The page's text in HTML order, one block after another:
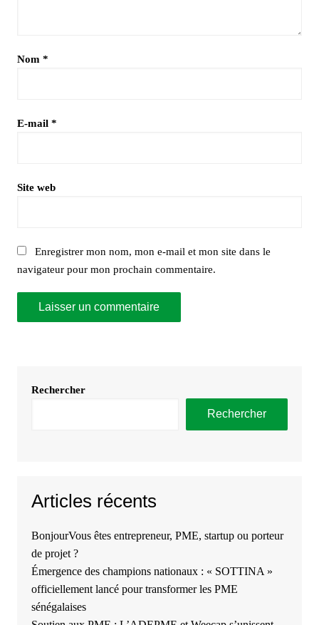
Nom *
E-mail *
Site web
Enregistrer mon nom, mon e-mail et mon site dans le
navigateur pour mon prochain commentaire.
Rechercher
Rechercher
Articles récents
BonjourVous êtes entrepreneur, PME, startup ou porteur
de projet ?
Émergence des champions nationaux : « SOTTINA »
officiellement lancé pour transformer les PME
sénégalaises